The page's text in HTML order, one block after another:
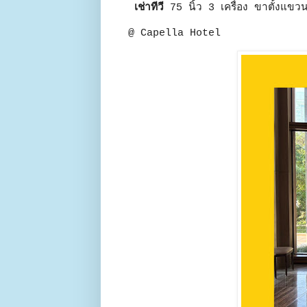
เช่าทีวี 75 นิ้ว 3 เครื่อง ขาตั้งแข
@ Capella Hotel